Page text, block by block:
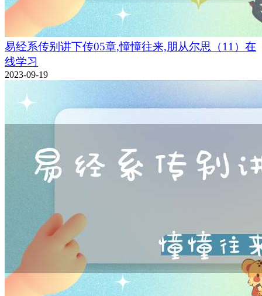
易经系传别讲下传05章,憧憧往来,朋从尔思（11）在
线学习
2023-09-19